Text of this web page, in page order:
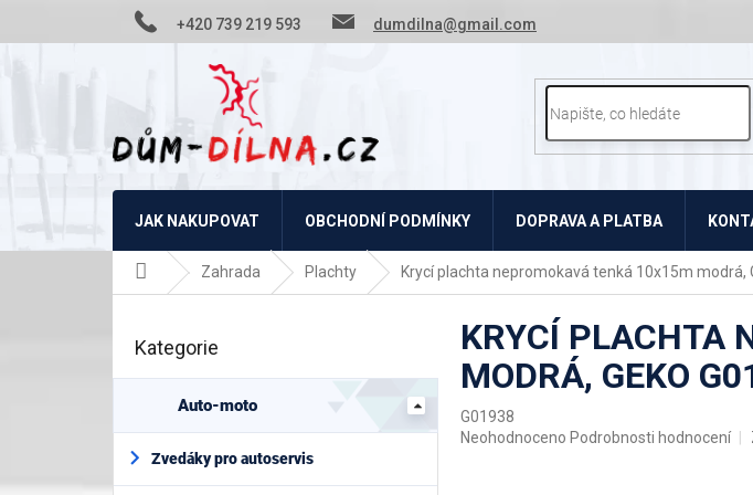
+420 739 219 593 dumdilna@gmail.com
JAK NAKUPOVAT OBCHODNÍ PODMÍNKY DOPRAVA A PLATBA
Domů Zahrada Plachty Krycí plachta nepromokavá tenká 10x15m modrá,
t
a
Přeskočit
Kategorie
Auto-moto
Zvedáky pro autoservis
KRYCÍ PLACHTA
MODRÁ, GEKO
G01938
Průměrné
Neohodnoceno Podrobnosti hodnocení